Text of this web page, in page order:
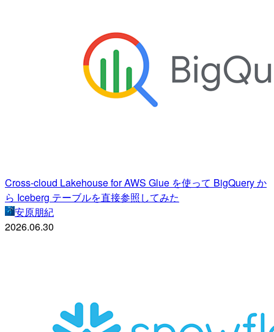
Cross-cloud Lakehouse for AWS Glue を使って BigQuery か
ら Iceberg テーブルを直接参照してみた
安原朋紀
2026.06.30